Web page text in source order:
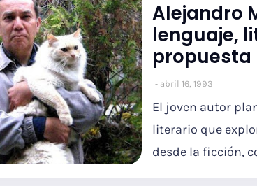
Alejandro
lenguaje,
propuesta
abril 16, 1993
El joven autor
literario que
desde la ficción,